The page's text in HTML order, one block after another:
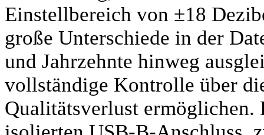
Einstellbereich von ±18
große Unterschiede in der
und Jahrzehnte hinweg
vollständige Kontrolle über
Qualitätsverlust